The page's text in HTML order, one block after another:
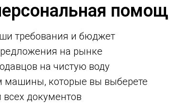
требования и бюджет
на рынке
на чистую воду
машины, которые вы выберете
документов